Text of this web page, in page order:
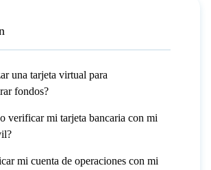
una tarjeta virtual para
fondos?
verificar mi tarjeta bancaria con mi
mi cuenta de operaciones con mi